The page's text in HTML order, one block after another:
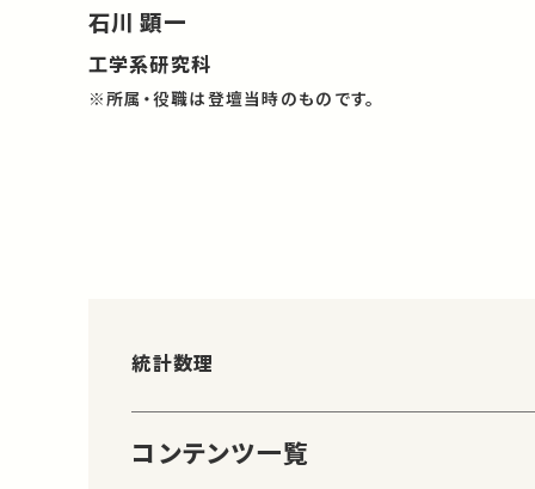
石川 顕一
工学系研究科
※所属・役職は登壇当時のものです。
統計数理
コンテンツ一覧